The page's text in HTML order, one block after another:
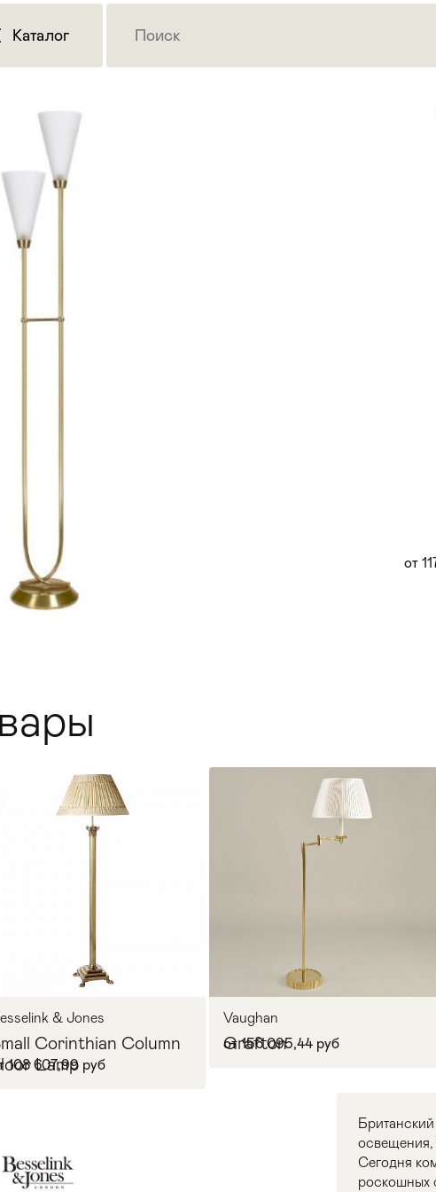
Каталог
Комоды и тумбы
Мебель для ванных комнат Двери и
от
& Jones
Corinthian Column
Lamp
108 607,99 руб
Vaughan
Grafton
от 156 095,44 руб
освещения,
Сегодня
роскошных